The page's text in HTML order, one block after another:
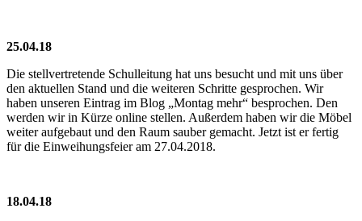
25.04.18
Die stellvertretende Schulleitung hat uns besucht und mit uns über
den aktuellen Stand und die weiteren Schritte gesprochen. Wir
haben unseren Eintrag im Blog „Montag mehr“ besprochen. Den
werden wir in Kürze online stellen. Außerdem haben wir die Möbel
weiter aufgebaut und den Raum sauber gemacht. Jetzt ist er fertig
für die Einweihungsfeier am 27.04.2018.
18.04.18